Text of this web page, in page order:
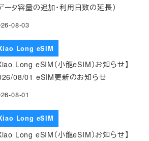
ータ容量の追加・利用日数の延長）
08-03
Long eSIM
Long eSIM（小龍eSIM）お知らせ】
08/01 eSIM更新のお知らせ
08-01
Long eSIM
Long eSIM（小龍eSIM）お知らせ】